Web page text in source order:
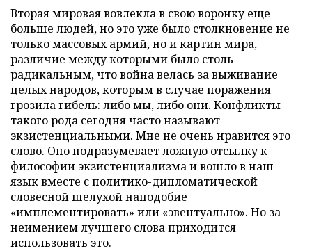
Вторая мировая вовлекла в свою воронку еще
больше людей, но это уже было столкновение не
только массовых армий, но и картин мира,
различие между которыми было столь
радикальным, что война велась за выживание
целых народов, которым в случае поражения
грозила гибель: либо мы, либо они. Конфликты
такого рода сегодня часто называют
экзистенциальными. Мне не очень нравится это
слово. Оно подразумевает ложную отсылку к
философии экзистенциализма и вошло в наш
язык вместе с политико-дипломатической
словесной шелухой наподобие
«имплементировать» или «эвентуально». Но за
неимением лучшего слова приходится
использовать это.